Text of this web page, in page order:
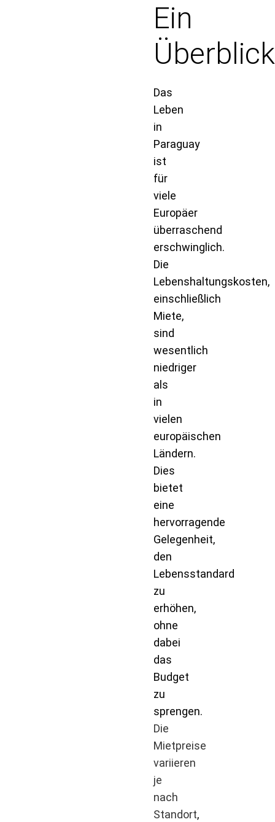
Ein
Überblick
Das
Leben
in
Paraguay
ist
für
viele
Europäer
überraschend
erschwinglich.
Die
Lebenshaltungskosten,
einschließlich
Miete,
sind
wesentlich
niedriger
als
in
vielen
europäischen
Ländern.
Dies
bietet
eine
hervorragende
Gelegenheit,
den
Lebensstandard
zu
erhöhen,
ohne
dabei
das
Budget
zu
sprengen.
Die
Mietpreise
variieren
je
nach
Standort,